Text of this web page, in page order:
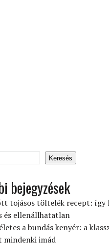
Keresés
bejegyzések
tojásos töltelék recept: így
és ellenállhatatlan
a bundás kenyér: a
mindenki imád